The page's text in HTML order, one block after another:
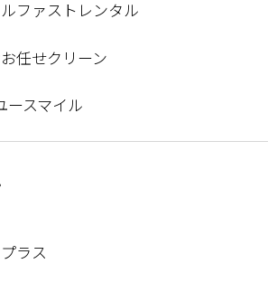
ファストレンタル
任せクリーン
ースマイル
ラス